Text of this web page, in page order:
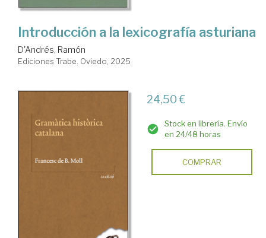
Introducción a la lexicografía asturiana
D'Andrés, Ramón
Ediciones Trabe. Oviedo, 2025
24,50 €
Stock en librería. Envío
en 24/48 horas
COMPRAR